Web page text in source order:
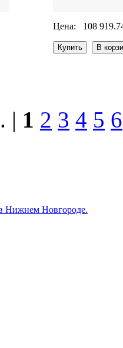
Цена: 108
| 1 2 3 4 5 6
Нижнем Новгороде.